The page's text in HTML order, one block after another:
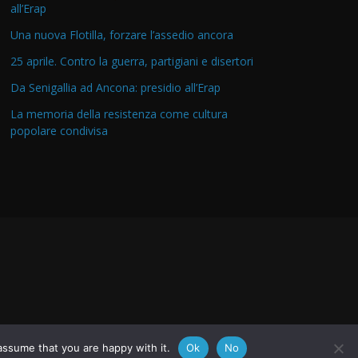
all’Erap
Una nuova Flotilla, forzare l’assedio ancora
25 aprile. Contro la guerra, partigiani e disertori
Da Senigallia ad Ancona: presidio all’Erap
La memoria della resistenza come cultura
popolare condivisa
that you are happy with it. Ok No